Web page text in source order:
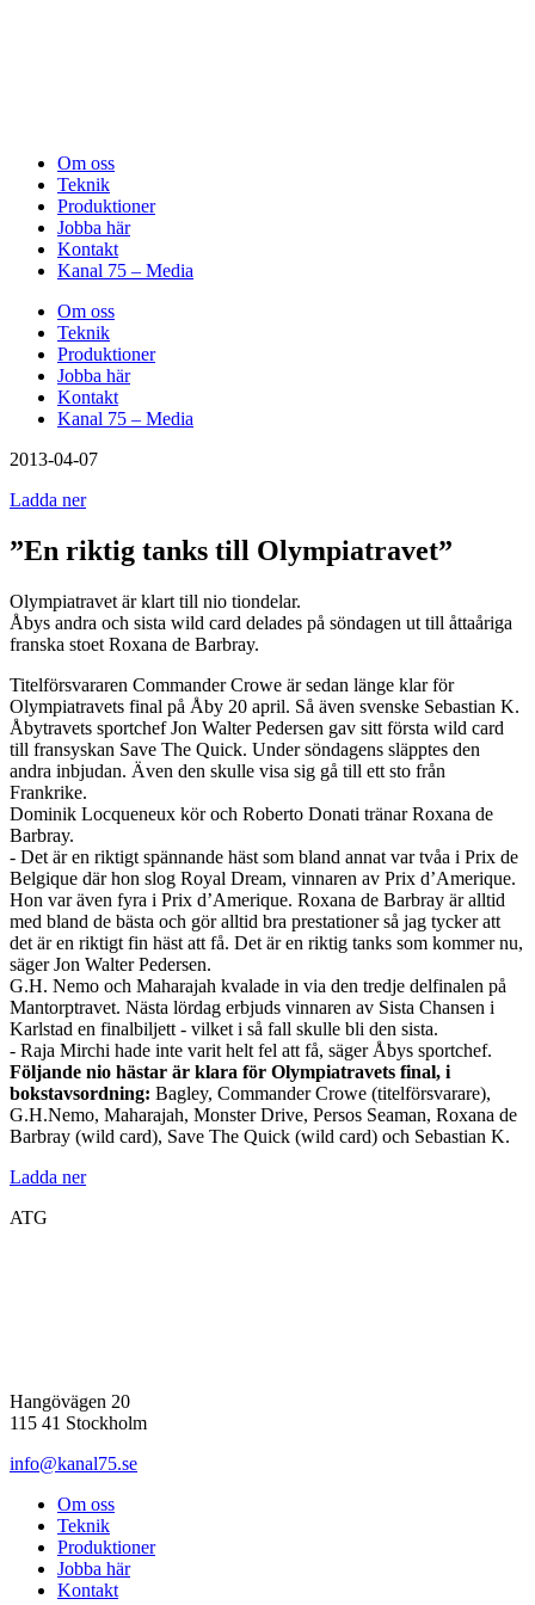
Om oss
Teknik
Produktioner
Jobba här
Kontakt
Kanal 75 – Media
Om oss
Teknik
Produktioner
Jobba här
Kontakt
Kanal 75 – Media
2013-04-07
Ladda ner
”En riktig tanks till Olympiatravet”
Olympiatravet är klart till nio tiondelar.
Åbys andra och sista wild card delades på söndagen ut till åttaåriga
franska stoet Roxana de Barbray.
Titelförsvararen Commander Crowe är sedan länge klar för
Olympiatravets final på Åby 20 april. Så även svenske Sebastian K.
Åbytravets sportchef Jon Walter Pedersen gav sitt första wild card
till fransyskan Save The Quick. Under söndagens släpptes den
andra inbjudan. Även den skulle visa sig gå till ett sto från
Frankrike.
Dominik Locqueneux kör och Roberto Donati tränar Roxana de
Barbray.
- Det är en riktigt spännande häst som bland annat var tvåa i Prix de
Belgique där hon slog Royal Dream, vinnaren av Prix d’Amerique.
Hon var även fyra i Prix d’Amerique. Roxana de Barbray är alltid
med bland de bästa och gör alltid bra prestationer så jag tycker att
det är en riktigt fin häst att få. Det är en riktig tanks som kommer nu,
säger Jon Walter Pedersen.
G.H. Nemo och Maharajah kvalade in via den tredje delfinalen på
Mantorptravet. Nästa lördag erbjuds vinnaren av Sista Chansen i
Karlstad en finalbiljett - vilket i så fall skulle bli den sista.
- Raja Mirchi hade inte varit helt fel att få, säger Åbys sportchef.
Följande nio hästar är klara för Olympiatravets final, i
bokstavsordning: Bagley, Commander Crowe (titelförsvarare),
G.H.Nemo, Maharajah, Monster Drive, Persos Seaman, Roxana de
Barbray (wild card), Save The Quick (wild card) och Sebastian K.
Ladda ner
ATG
Hangövägen 20
115 41 Stockholm
info@kanal75.se
Om oss
Teknik
Produktioner
Jobba här
Kontakt